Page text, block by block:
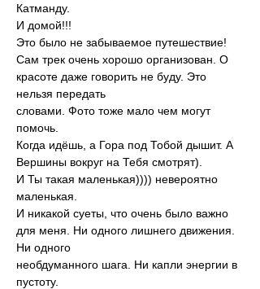
Катманду.
И домой!!!
Это было не забываемое путешествие!
Сам трек очень хорошо организован. О
красоте даже говорить не буду. Это
нельзя передать
словами. Фото тоже мало чем могут
помочь.
Когда идёшь, а Гора под Тобой дышит. А
Вершины вокруг на Тебя смотрят).
И Ты такая маленькая)))) невероятно
маленькая.
И никакой суеты, что очень было важно
для меня. Ни одного лишнего движения.
Ни одного
необдуманного шага. Ни капли энергии в
пустоту.